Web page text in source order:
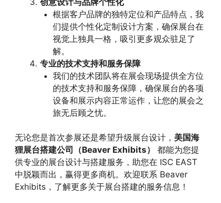
根据客户品牌的独特定位和产品特点，我
们提供个性化定制设计方案，确保展台在
视觉上独具一格，吸引更多观众驻足了
解。
专业的技术支持和服务保障
我们的技术团队将在展会现场提供全方位
的技术支持和服务保障，确保展台的各项
设备和展示内容正常运作，让您的展会之
旅无后顾之忧。
无论您是首次参展还是希望升级展台设计， 美国海
狸展台搭建公司（Beaver Exhibits）
都能为您提
供专业的展台设计与搭建服务，助您在 ISC EAST
中脱颖而出，赢得更多商机。欢迎联系 Beaver
Exhibits，了解更多关于展台搭建的服务信息！